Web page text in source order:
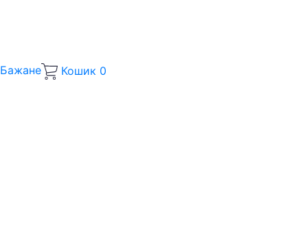
Бажане Кошик 0